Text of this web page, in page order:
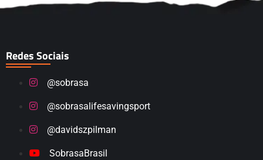
Redes Sociais
@sobrasa
@sobrasalifesavingsport
@davidszpilman
SobrasaBrasil